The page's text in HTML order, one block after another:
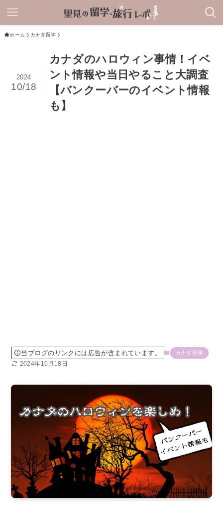
ホーム カナダ留学
カナダのハロウィン事情！イベ
ント情報や当日やること大調査
【バンクーバーのイベント情報
も】
2024
10/18
当ブログのリンクには広告が含まれています。 カナダ留学
2024年10月18日